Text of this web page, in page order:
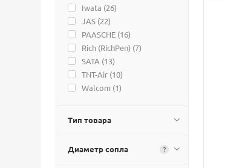
Iwata (26)
JAS (22)
PAASCHE (16)
Rich (RichPen) (7)
SATA (13)
TNT-Air (10)
Walcom (1)
Тип товара
Диаметр сопла ?